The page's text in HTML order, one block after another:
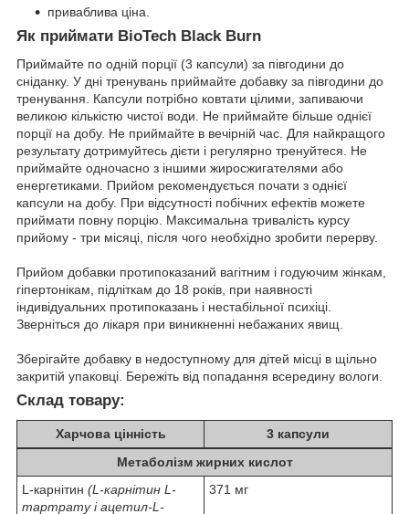
приваблива ціна.
Як приймати BioTech Black Burn
Приймайте по одній порції (3 капсули) за півгодини до
сніданку. У дні тренувань приймайте добавку за півгодини до
тренування. Капсули потрібно ковтати цілими, запиваючи
великою кількістю чистої води. Не приймайте більше однієї
порції на добу. Не приймайте в вечірній час. Для найкращого
результату дотримуйтесь дієти і регулярно тренуйтеся. Не
приймайте одночасно з іншими жиросжигателями або
енергетиками. Прийом рекомендується почати з однієї
капсули на добу. При відсутності побічних ефектів можете
приймати повну порцію. Максимальна тривалість курсу
прийому - три місяці, після чого необхідно зробити перерву.
Прийом добавки протипоказаний вагітним і годуючим жінкам,
гіпертонікам, підліткам до 18 років, при наявності
індивідуальних протипоказань і нестабільної психіці.
Зверніться до лікаря при виникненні небажаних явищ.
Зберігайте добавку в недоступному для дітей місці в щільно
закритій упаковці. Бережіть від попадання всередину вологи.
Склад товару:
Харчова цінність
3 капсули
Метаболізм жирних кислот
L-карнітин (L-карнітин L-
тартрату і ацетил-L-
371 мг